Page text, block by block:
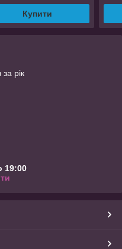
Купити
рік
19:00